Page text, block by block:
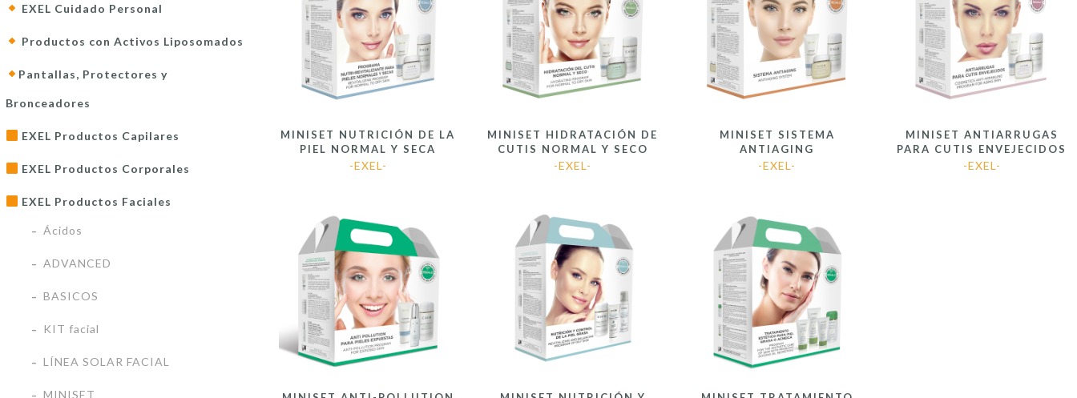
MINISET NUTRICIÓN DE LA
PIEL NORMAL Y SECA
-EXEL-
MINISET HIDRATACIÓN DE
CUTIS NORMAL Y SECO
-EXEL-
MINISET SISTEMA
ANTIAGING
-EXEL-
MINISET ANTIARRUGAS
PARA CUTIS ENVEJECIDOS
-EXEL-
EXEL Cuidado Personal
Productos con Activos Liposomados
Pantallas, Protectores y
Bronceadores
EXEL Productos Capilares
EXEL Productos Corporales
EXEL Productos Faciales
Ácidos
ADVANCED
BASICOS
KIT facial
LÍNEA SOLAR FACIAL
MINISET